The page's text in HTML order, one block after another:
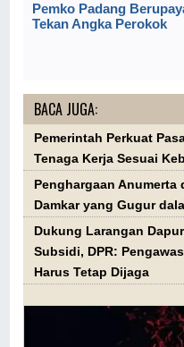
Pemko Padang
Tekan Angka Perokok
BACA JUGA:
Pemerintah Perkuat
Tenaga Kerja Sesuai
Penghargaan Anumerta
Damkar yang Gugur
Dukung Larangan
Subsidi, DPR:
Harus Tetap Dijaga